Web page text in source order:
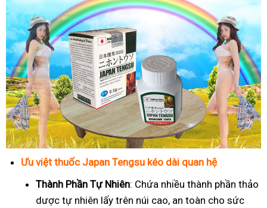
Ưu việt thuốc Japan Tengsu kéo dài quan hệ
Thành Phần Tự Nhiên: Chứa nhiều thành phần thảo
dược tự nhiên lấy trên núi cao, an toàn cho sức